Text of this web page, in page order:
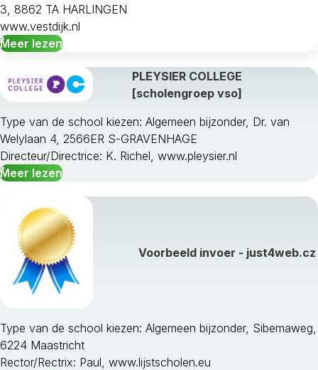
3, 8862 TA HARLINGEN
www.vestdijk.nl
Meer lezen
PLEYSIER COLLEGE
[scholengroep vso]
Type van de school kiezen: Algemeen bijzonder, Dr. van
Welylaan 4, 2566ER S-GRAVENHAGE
Directeur/Directrice: K. Richel, www.pleysier.nl
Meer lezen
Voorbeeld invoer - just4web.cz
Type van de school kiezen: Algemeen bijzonder, Sibemaweg,
6224 Maastricht
Rector/Rectrix: Paul, www.lijstscholen.eu